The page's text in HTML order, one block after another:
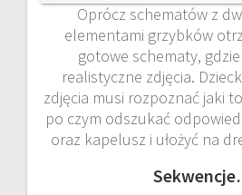
Oprócz schematów z
elementami grzybków
gotowe schematy,
realistyczne zdjęcia.
zdjęcia musi rozpoznać jaki
po czym odszukać
oraz kapelusz i ułożyć na